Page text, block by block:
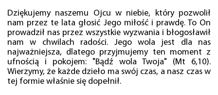
Dziękujemy naszemu Ojcu w niebie, który pozwolił
nam przez te lata głosić Jego miłość i prawdę. To On
prowadził nas przez wszystkie wyzwania i błogosławił
nam w chwilach radości. Jego wola jest dla nas
najważniejsza, dlatego przyjmujemy ten moment z
ufnością i pokojem: "Bądź wola Twoja" (Mt 6,10).
Wierzymy, że każde dzieło ma swój czas, a nasz czas w
tej formie właśnie się dopełnił.